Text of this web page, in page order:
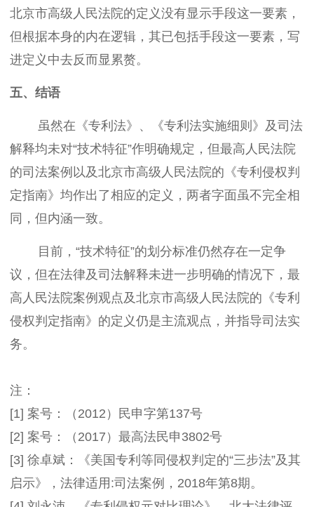
北京市高级人民法院的定义没有显示手段这一要素，
但根据本身的内在逻辑，其已包括手段这一要素，写
进定义中去反而显累赘。
五、结语
虽然在《专利法》、《专利法实施细则》及司法
解释均未对“技术特征”作明确规定，但最高人民法院
的司法案例以及北京市高级人民法院的《专利侵权判
定指南》均作出了相应的定义，两者字面虽不完全相
同，但内涵一致。
目前，“技术特征”的划分标准仍然存在一定争
议，但在法律及司法解释未进一步明确的情况下，最
高人民法院案例观点及北京市高级人民法院的《专利
侵权判定指南》的定义仍是主流观点，并指导司法实
务。
注：
[1] 案号：（2012）民申字第137号
[2] 案号：（2017）最高法民申3802号
[3] 徐卓斌：《美国专利等同侵权判定的“三步法”及其
启示》，法律适用:司法案例，2018年第8期。